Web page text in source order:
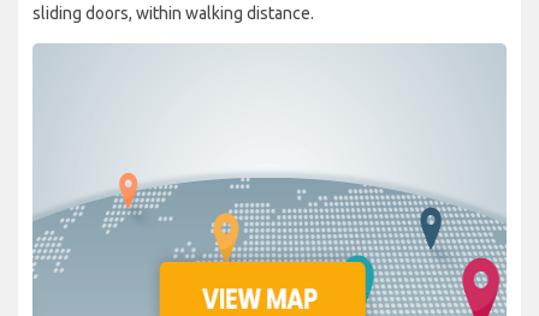
sliding doors, within walking distance.